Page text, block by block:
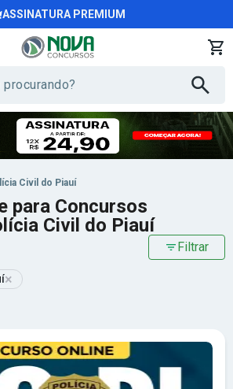
ASSINATURA PREMIUM
Civil do Piauí
para Concursos
Civil do Piauí
Filtrar
×